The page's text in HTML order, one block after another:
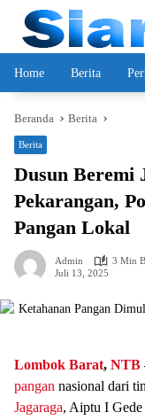
Langsung
konten
Home Berita
Beranda Berita
Berita
Dusun Beremi
Pekarangan,
Pangan Lokal
Admin
3 Min
Juli 13, 2025
Lombok Barat, NTB
pangan nasional dari
Jagaraga, Aiptu I